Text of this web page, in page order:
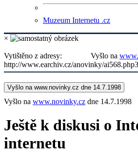
Muzeum Internetu .cz
×
Vyšlo na
Vytištěno z adresy:
http://www.earchiv.cz/anovinky/ai568.php3
Vyšlo na www.novinky.cz dne 14.7.1998
Vyšlo na www.novinky.cz dne 14.7.1998
Ještě k diskusi o
internetu